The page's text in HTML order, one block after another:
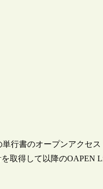
単行書のオープンアクセ
取得して以降のOAPEN